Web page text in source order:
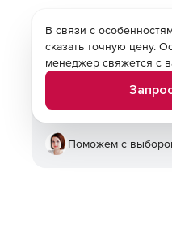
В связи с
сказать точную цену.
менеджер свяжется с
Поможем с